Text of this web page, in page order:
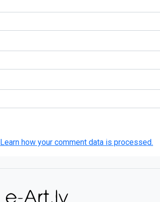
Learn how your comment data is processed.